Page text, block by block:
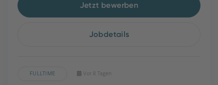
Jetzt bewerben
Jobdetails
FULLTIME Vor 8 Tagen